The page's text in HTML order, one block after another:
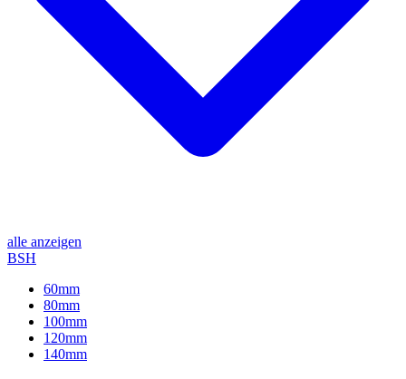
alle anzeigen
BSH
60mm
80mm
100mm
120mm
140mm